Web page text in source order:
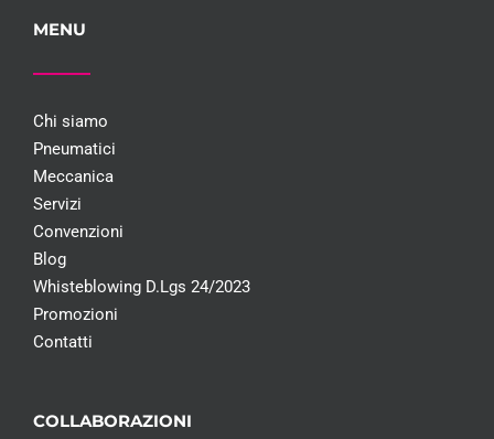
MENU
Chi siamo
Pneumatici
Meccanica
Servizi
Convenzioni
Blog
Whisteblowing D.Lgs 24/2023
Promozioni
Contatti
COLLABORAZIONI